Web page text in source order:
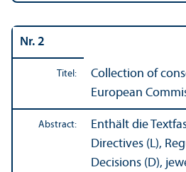
Nr. 2
Titel:
Collection of
European
Abstract:
Enthält die
Directives (L),
Decisions (D),